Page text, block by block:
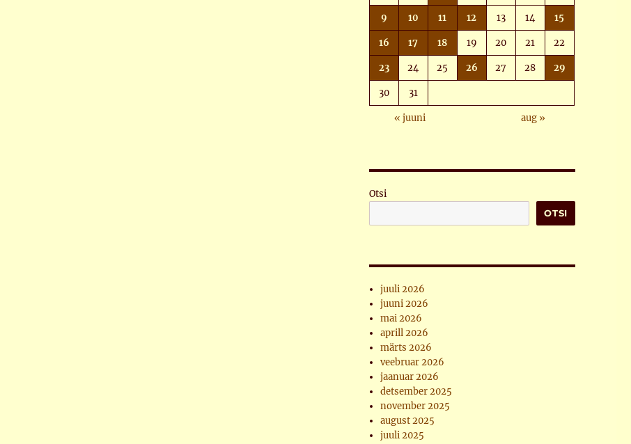
9 10 11 12 13 14 15
16 17 18 19 20 21 22
23 24 25 26 27 28 29
30 31
« juuni aug »
Otsi
OTSI
juuli 2026
juuni 2026
mai 2026
aprill 2026
märts 2026
veebruar 2026
jaanuar 2026
detsember 2025
november 2025
august 2025
juuli 2025